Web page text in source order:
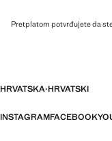
Pretplatom potvrđujete da
HRVATSKA·HRVATSKI
INSTAGRAMFACEBOOK